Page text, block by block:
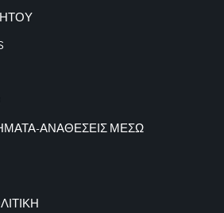
ΑΝΑΘΕΣΕΙΣ ΜΕΣΩ